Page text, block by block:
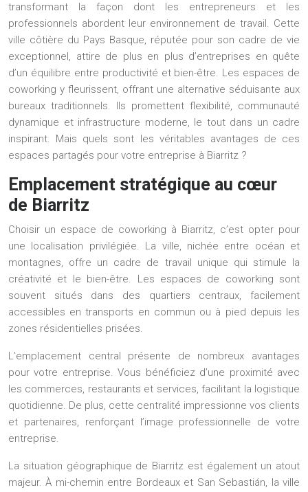
transformant la façon dont les entrepreneurs et les
professionnels abordent leur environnement de travail. Cette
ville côtière du Pays Basque, réputée pour son cadre de vie
exceptionnel, attire de plus en plus d’entreprises en quête
d’un équilibre entre productivité et bien-être. Les espaces de
coworking y fleurissent, offrant une alternative séduisante aux
bureaux traditionnels. Ils promettent flexibilité, communauté
dynamique et infrastructure moderne, le tout dans un cadre
inspirant. Mais quels sont les véritables avantages de ces
espaces partagés pour votre entreprise à Biarritz ?
Emplacement stratégique au cœur
de Biarritz
Choisir un espace de coworking à Biarritz, c’est opter pour
une localisation privilégiée. La ville, nichée entre océan et
montagnes, offre un cadre de travail unique qui stimule la
créativité et le bien-être. Les espaces de coworking sont
souvent situés dans des quartiers centraux, facilement
accessibles en transports en commun ou à pied depuis les
zones résidentielles prisées.
L’emplacement central présente de nombreux avantages
pour votre entreprise. Vous bénéficiez d’une proximité avec
les commerces, restaurants et services, facilitant la logistique
quotidienne. De plus, cette centralité impressionne vos clients
et partenaires, renforçant l’image professionnelle de votre
entreprise.
La situation géographique de Biarritz est également un atout
majeur. À mi-chemin entre Bordeaux et San Sebastián, la ville